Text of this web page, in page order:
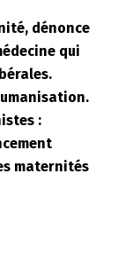
dénonce
qui
:
maternités